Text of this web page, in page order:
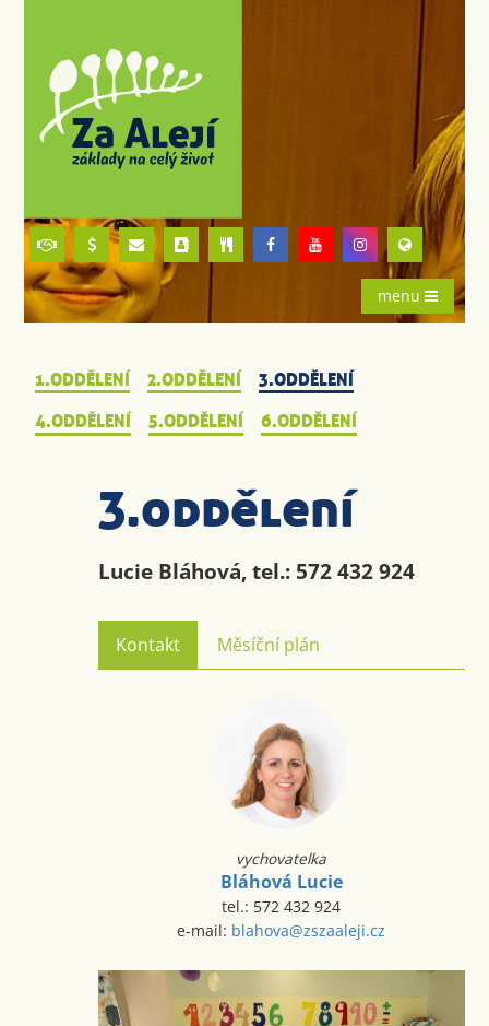
menu
3.oddělení
Lucie Bláhová, tel.: 572 432 924
Kontakt Měsíční plán
vychovatelka
Bláhová Lucie
tel.: 572 432 924
e-mail: blahova@zszaaleji.cz
1.ODDĚLENÍ 2.ODDĚLENÍ
3.ODDĚLENÍ
4.ODDĚLENÍ
5.ODDĚLENÍ 6.ODDĚLENÍ